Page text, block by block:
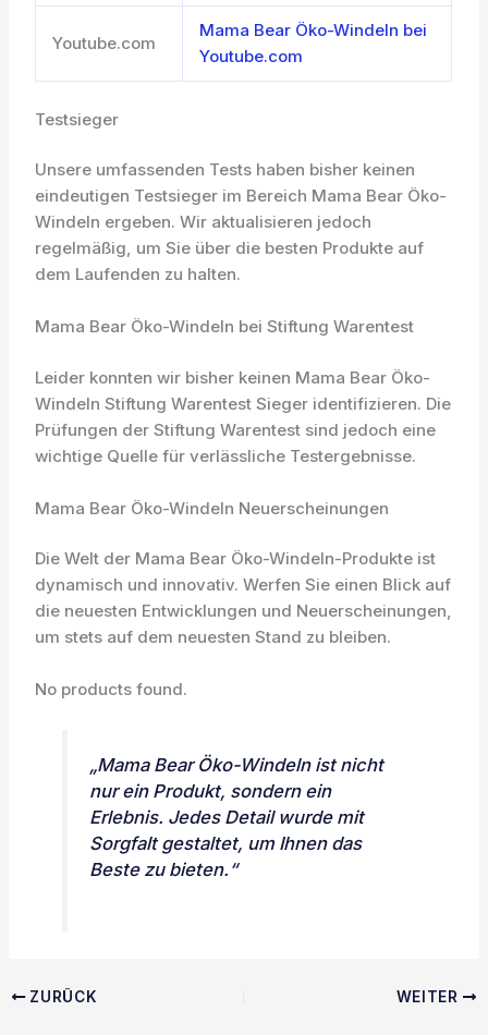
Youtube.com
Mama Bear Öko-Windeln bei
Youtube.com
Testsieger
Unsere umfassenden Tests haben bisher keinen
eindeutigen Testsieger im Bereich Mama Bear Öko-
Windeln ergeben. Wir aktualisieren jedoch
regelmäßig, um Sie über die besten Produkte auf
dem Laufenden zu halten.
Mama Bear Öko-Windeln bei Stiftung Warentest
Leider konnten wir bisher keinen Mama Bear Öko-
Windeln Stiftung Warentest Sieger identifizieren. Die
Prüfungen der Stiftung Warentest sind jedoch eine
wichtige Quelle für verlässliche Testergebnisse.
Mama Bear Öko-Windeln Neuerscheinungen
Die Welt der Mama Bear Öko-Windeln-Produkte ist
dynamisch und innovativ. Werfen Sie einen Blick auf
die neuesten Entwicklungen und Neuerscheinungen,
um stets auf dem neuesten Stand zu bleiben.
No products found.
„Mama Bear Öko-Windeln ist nicht
nur ein Produkt, sondern ein
Erlebnis. Jedes Detail wurde mit
Sorgfalt gestaltet, um Ihnen das
Beste zu bieten.“
ZURÜCK WEITER